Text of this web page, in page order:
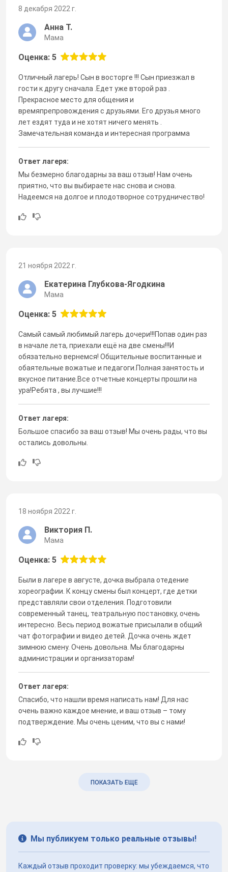
8 декабря 2022 г.
Анна Т.
Мама
Оценка: 5
Отличный лагерь! Сын в восторге !!! Сын приезжал в
гости к другу сначала .Едет уже второй раз .
Прекрасное место для общения и
времяпрепровождения с друзьями. Его друзья много
лет ездят туда и не хотят ничего менять .
Замечательная команда и интересная программа
Ответ лагеря:
Мы безмерно благодарны за ваш отзыв! Нам очень
приятно, что вы выбираете нас снова и снова.
Надеемся на долгое и плодотворное сотрудничество!
21 ноября 2022 г.
Екатерина Глубкова-Ягодкина
Мама
Оценка: 5
Самый самый любимый лагерь дочери!!!Попав один раз
в начале лета, приехали ещё на две смены!!!И
обязательно вернемся! Общительные воспитанные и
обаятельные вожатые и педагоги.Полная занятость и
вкусное питание.Все отчетные концерты прошли на
ура!Ребята , вы лучшие!!!
Ответ лагеря:
Большое спасибо за ваш отзыв! Мы очень рады, что вы
остались довольны.
18 ноября 2022 г.
Виктория П.
Мама
Оценка: 5
Были в лагере в августе, дочка выбрала отедение
хореографии. К концу смены был концерт, где детки
представляли свои отделения. Подготовили
современный танец, театральную постановку, очень
интересно. Весь период вожатые присылали в общий
чат фотографии и видео детей. Дочка очень ждет
зимнюю смену. Очень довольна. Мы благодарны
администрации и организаторам!
Ответ лагеря:
Спасибо, что нашли время написать нам! Для нас
очень важно каждое мнение, и ваш отзыв – тому
подтверждение. Мы очень ценим, что вы с нами!
ПОКАЗАТЬ ЕЩЕ
Мы публикуем только реальные отзывы!
Каждый отзыв проходит проверку: мы убеждаемся, что